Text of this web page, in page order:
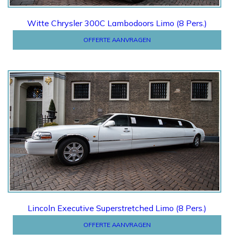
Witte Chrysler 300C Lambodoors Limo (8 Pers.)
OFFERTE AANVRAGEN
Offerte
Lincoln Executive Superstretched Limo (8 Pers.)
OFFERTE AANVRAGEN